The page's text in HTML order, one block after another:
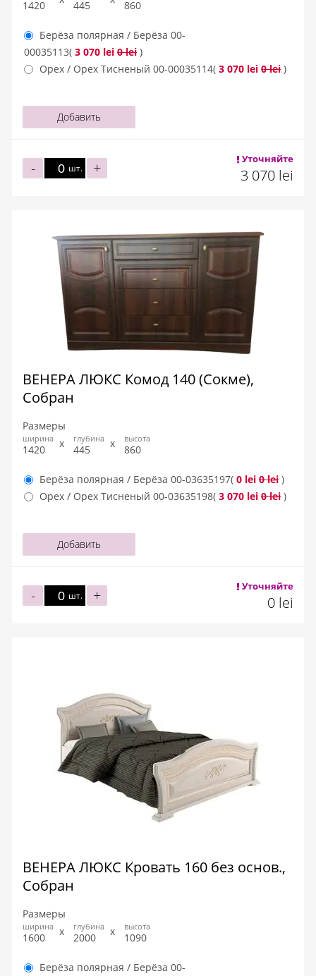
1420 445 860
Берёза полярная / Берёза 00-
00035113( 3 070 lei 0 lei )
Орех / Орех Тисненый 00-00035114( 3 070 lei 0 lei )
Добавить
шт. +
- Уточняйте
3 070 lei
ВЕНЕРА ЛЮКС Комод 140 (Сокме),
Собран
Размеры
ширина
1420
глубина
445
высота
860
Берёза полярная / Берёза 00-03635197( 0 lei 0 lei )
Орех / Орех Тисненый 00-03635198( 3 070 lei 0 lei )
Добавить
шт. +
- Уточняйте
0 lei
ВЕНЕРА ЛЮКС Кровать 160 без основ.,
Собран
Размеры
ширина
1600
глубина
2000
высота
1090
Берёза полярная / Берёза 00-